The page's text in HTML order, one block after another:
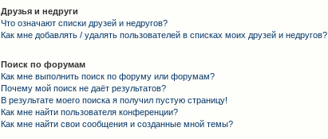
Друзья и недруги
Что означают списки друзей и недругов?
Как мне добавлять / удалять пользователей в списках моих друзей и недругов?
Поиск по форумам
Как мне выполнить поиск по форуму или форумам?
Почему мой поиск не даёт результатов?
В результате моего поиска я получил пустую страницу!
Как мне найти пользователя конференции?
Как мне найти свои сообщения и созданные мной темы?